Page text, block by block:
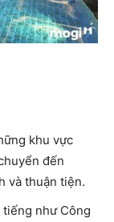
khu vực
đến
và thuận tiện.
như Công